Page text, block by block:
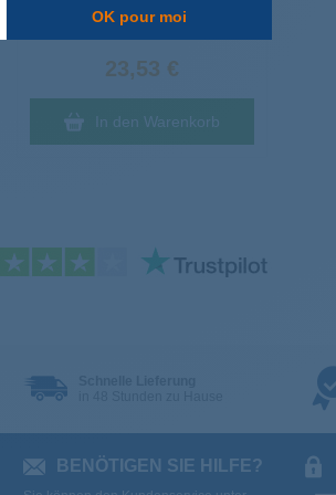
OK pour moi
Lieferung bei Ihnen am
23,53 €
In den Warenkorb
BENÖTIGEN SIE HILFE?